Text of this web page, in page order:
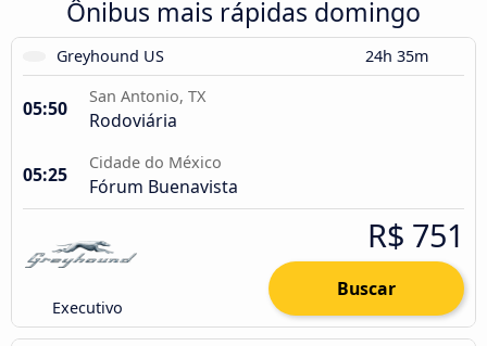
Ônibus mais rápidas domingo
Greyhound US 24h 35m
05:50
San Antonio, TX
Rodoviária
05:25
Cidade do México
Fórum Buenavista
Executivo
R$ 751
Buscar